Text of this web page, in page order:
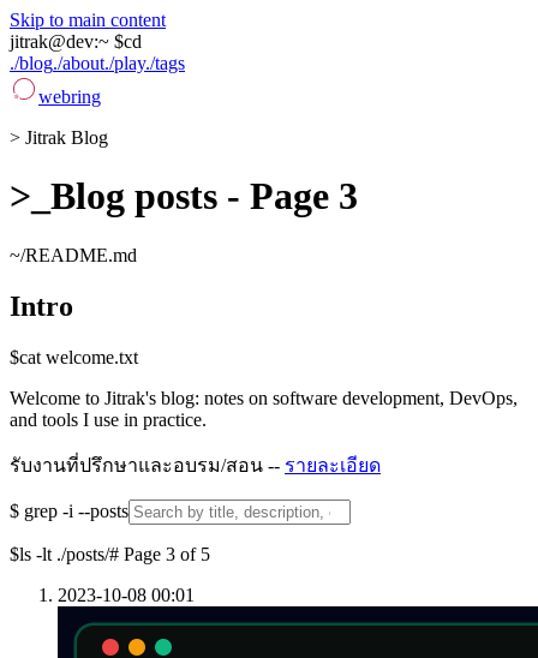
Skip to main content
jitrak@dev:~ $cd
./blog./about./play./tags
webring
> Jitrak Blog
>_ Blog posts - Page 3
~/README.md
Intro
$cat welcome.txt
Welcome to Jitrak's blog: notes on software development, DevOps,
and tools I use in practice.
รับงานที่ปรึกษาและอบรม/สอน -- รายละเอียด
$ grep -i --posts
$ls -lt ./posts/# Page 3 of 5
2023-10-08 00:01